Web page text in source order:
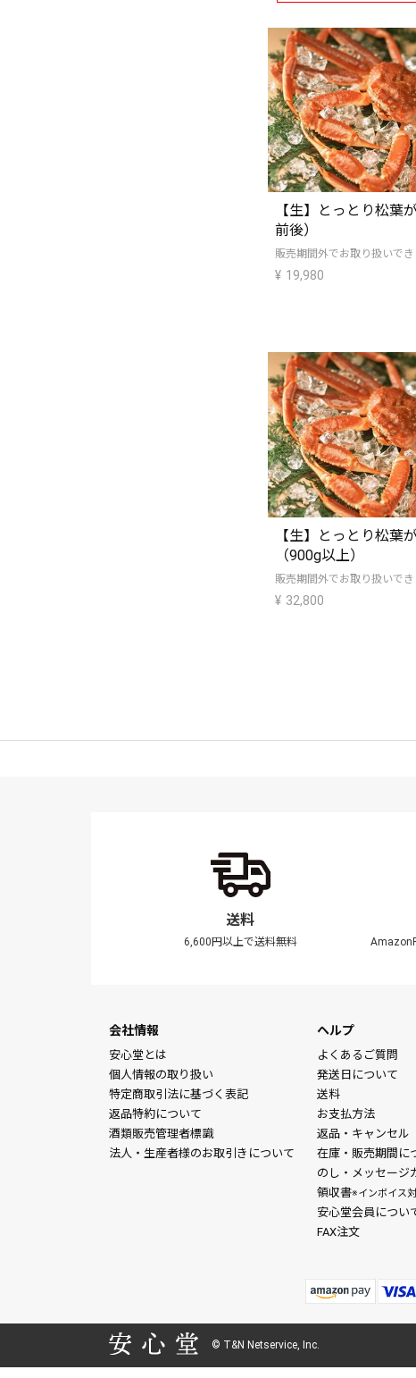
【生】とっとり松葉
前後）
販売期間外でお取り扱いで
¥ 19,980
【生】とっとり松葉
（900g以上）
販売期間外でお取り扱いで
¥ 32,800
送料
6,600円以上で送料無料
会社情報
安心堂とは
個人情報の取り扱い
特定商取引法に基づく表記
返品特約について
酒類販売管理者標識
法人・生産者様のお取引きについて
ヘルプ
よくあるご質問
発送日について
送料
お支払方法
返品・キャンセル
在庫・販売期間に
のし・メッセージ
領収書※インボイス
安心堂会員につい
FAX注文
© T&N Netservice, Inc.